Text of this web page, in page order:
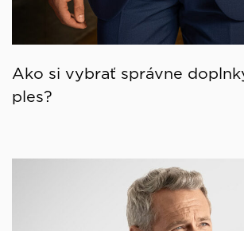
Ako si vybrať správne
ples?